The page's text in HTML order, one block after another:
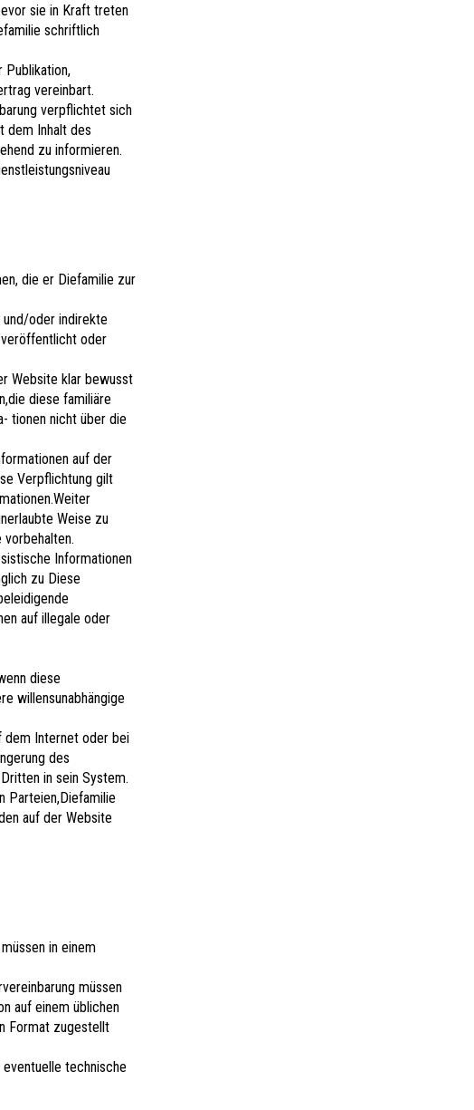
sie in Kraft treten
schriftlich
Publikation,
vereinbart.
verpflichtet sich
dem Inhalt des
zu informieren.
die er Diefamilie zur
oder indirekte
oder
Website klar bewusst
diese familiäre
tionen nicht über die
auf der
Verpflichtung gilt
Weise zu
Informationen
zu Diese
auf illegale oder
diese
willensunabhängige
dem Internet oder bei
des
in sein System.
Parteien,Diefamilie
auf der Website
in einem
müssen
auf einem üblichen
Format zugestellt
technische